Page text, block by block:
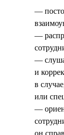
—
—
—
и
в
или
—
он